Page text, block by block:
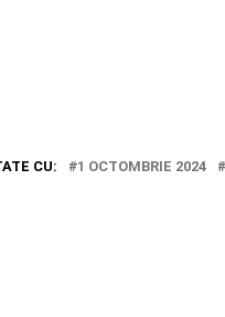
CU: 1 OCTOMBRIE 2024